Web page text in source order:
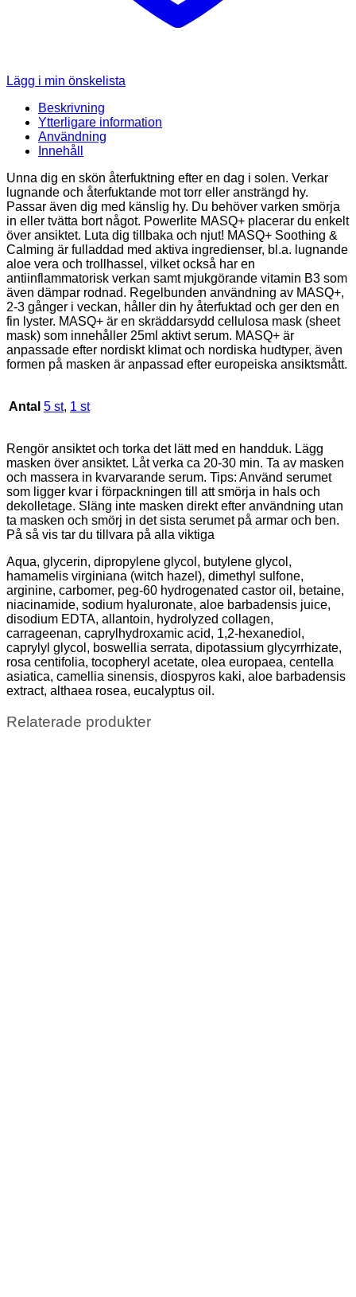
Lägg i min önskelista
Beskrivning
Ytterligare information
Användning
Innehåll
Unna dig en skön återfuktning efter en dag i solen. Verkar
lugnande och återfuktande mot torr eller ansträngd hy.
Passar även dig med känslig hy. Du behöver varken smörja
in eller tvätta bort något. Powerlite MASQ+ placerar du enkelt
över ansiktet. Luta dig tillbaka och njut! MASQ+ Soothing &
Calming är fulladdad med aktiva ingredienser, bl.a. lugnande
aloe vera och trollhassel, vilket också har en
antiinflammatorisk verkan samt mjukgörande vitamin B3 som
även dämpar rodnad. Regelbunden användning av MASQ+,
2-3 gånger i veckan, håller din hy återfuktad och ger den en
fin lyster. MASQ+ är en skräddarsydd cellulosa mask (sheet
mask) som innehåller 25ml aktivt serum. MASQ+ är
anpassade efter nordiskt klimat och nordiska hudtyper, även
formen på masken är anpassad efter europeiska ansiktsmått.
Antal 5 st, 1 st
Rengör ansiktet och torka det lätt med en handduk. Lägg
masken över ansiktet. Låt verka ca 20-30 min. Ta av masken
och massera in kvarvarande serum. Tips: Använd serumet
som ligger kvar i förpackningen till att smörja in hals och
dekolletage. Släng inte masken direkt efter användning utan
ta masken och smörj in det sista serumet på armar och ben.
På så vis tar du tillvara på alla viktiga
Aqua, glycerin, dipropylene glycol, butylene glycol,
hamamelis virginiana (witch hazel), dimethyl sulfone,
arginine, carbomer, peg-60 hydrogenated castor oil, betaine,
niacinamide, sodium hyaluronate, aloe barbadensis juice,
disodium EDTA, allantoin, hydrolyzed collagen,
carrageenan, caprylhydroxamic acid, 1,2-hexanediol,
caprylyl glycol, boswellia serrata, dipotassium glycyrrhizate,
rosa centifolia, tocopheryl acetate, olea europaea, centella
asiatica, camellia sinensis, diospyros kaki, aloe barbadensis
extract, althaea rosea, eucalyptus oil.
Relaterade produkter